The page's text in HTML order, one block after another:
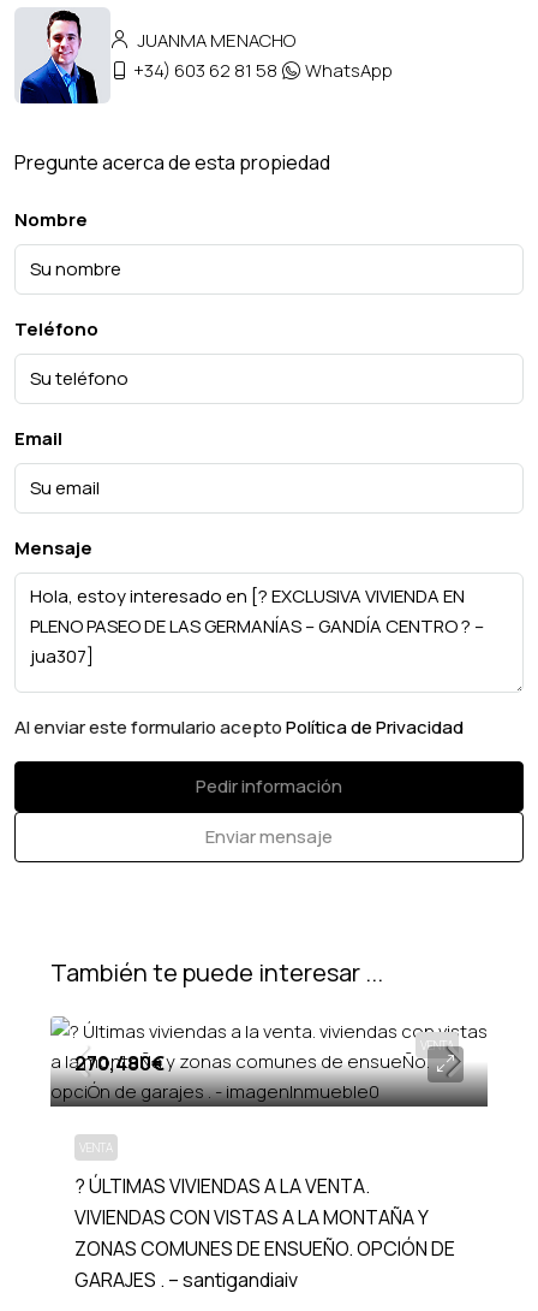
JUANMA MENACHO
+34) 603 62 81 58
WhatsApp
Pregunte acerca de esta propiedad
Nombre
Teléfono
Email
Mensaje
Al enviar este formulario aceptoPolítica de Privacidad
Pedir información
Enviar mensaje
También te puede interesar ...
VENTA
270,480€
VENTA
? ÚLTIMAS VIVIENDAS A LA VENTA.
VIVIENDAS CON VISTAS A LA MONTAÑA Y
ZONAS COMUNES DE ENSUEÑO. OPCIÓN DE
GARAJES . – santigandiaiv